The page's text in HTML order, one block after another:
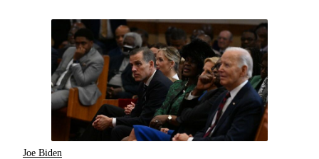
Joe Biden